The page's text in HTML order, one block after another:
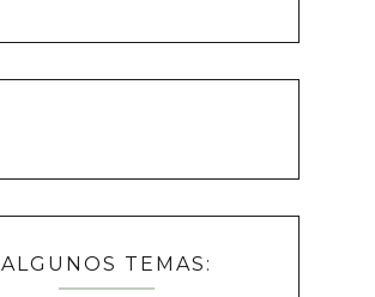
ALGUNOS TEMAS: